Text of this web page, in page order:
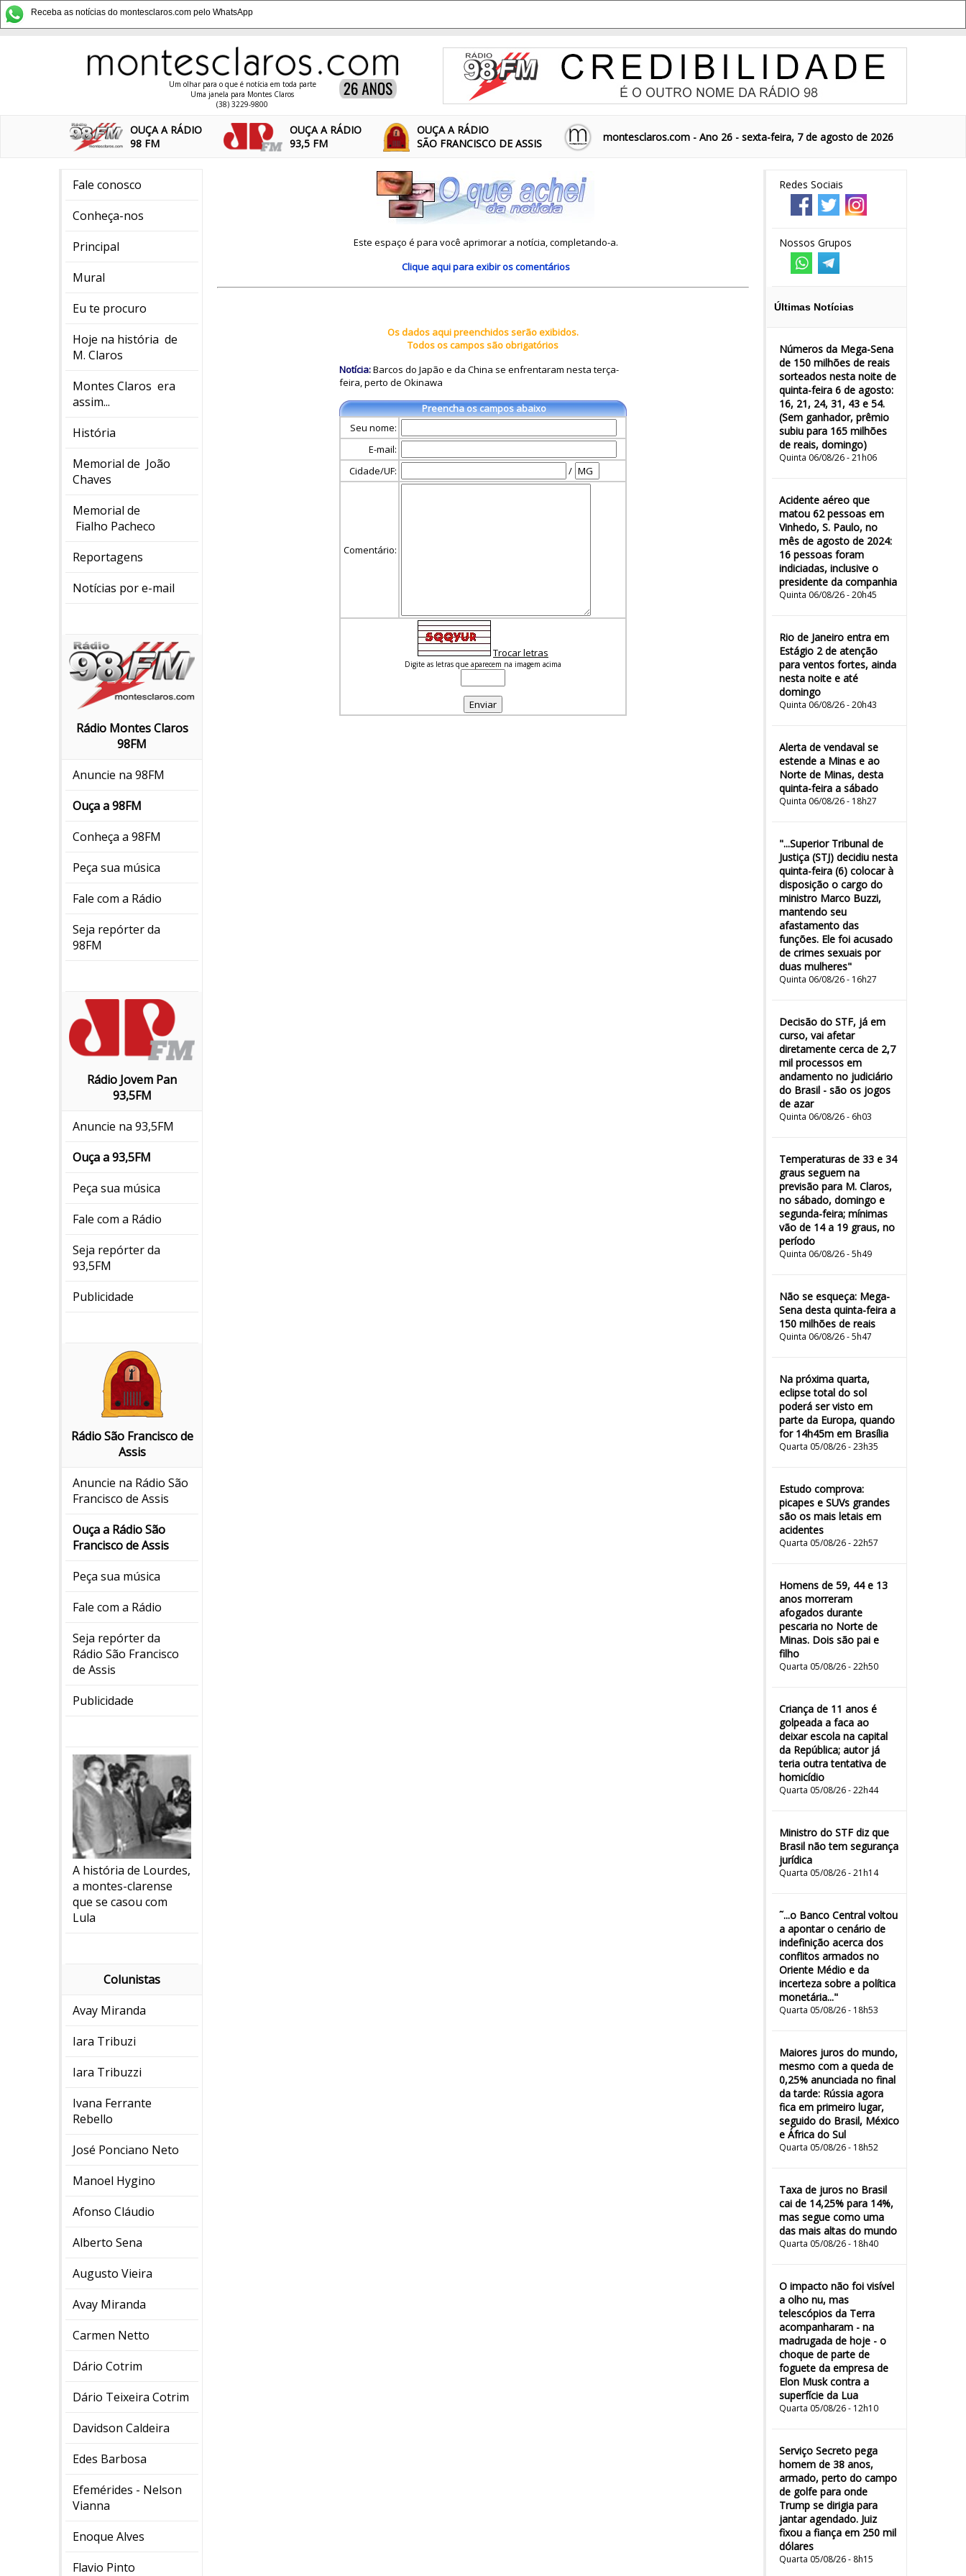
Receba as notícias do montesclaros.com pelo WhatsApp
Um olhar para o que é notícia em toda parte
Uma janela para Montes Claros
(38) 3229-9800
OUÇA A RÁDIO
98 FM
OUÇA A RÁDIO
93,5 FM
OUÇA A RÁDIO
SÃO FRANCISCO DE ASSIS
montesclaros.com - Ano 26 - sexta-feira, 7 de agosto de 2026
Fale conosco
Conheça-nos
Principal
Mural
Eu te procuro
Hoje na história de
M. Claros
Montes Claros era
assim...
História
Memorial de João
Chaves
Memorial de
Fialho Pacheco
Reportagens
Notícias por e-mail
Rádio Montes Claros
98FM
Anuncie na 98FM
Ouça a 98FM
Conheça a 98FM
Peça sua música
Fale com a Rádio
Seja repórter da
98FM
Rádio Jovem Pan
93,5FM
Anuncie na 93,5FM
Ouça a 93,5FM
Peça sua música
Fale com a Rádio
Seja repórter da
93,5FM
Publicidade
Rádio São Francisco de
Assis
Anuncie na Rádio São
Francisco de Assis
Ouça a Rádio São
Francisco de Assis
Peça sua música
Fale com a Rádio
Seja repórter da
Rádio São Francisco
de Assis
Publicidade
A história de Lourdes,
a montes-clarense
que se casou com
Lula
Colunistas
Avay Miranda
Iara Tribuzi
Iara Tribuzzi
Ivana Ferrante
Rebello
José Ponciano Neto
Manoel Hygino
Afonso Cláudio
Alberto Sena
Augusto Vieira
Avay Miranda
Carmen Netto
Dário Cotrim
Dário Teixeira Cotrim
Davidson Caldeira
Edes Barbosa
Efemérides - Nelson
Vianna
Enoque Alves
Flavio Pinto
Redes Sociais
Nossos Grupos
Últimas Notícias
Números da Mega-Sena
de 150 milhões de reais
sorteados nesta noite de
quinta-feira 6 de agosto:
16, 21, 24, 31, 43 e 54.
(Sem ganhador, prêmio
subiu para 165 milhões
de reais, domingo)
Quinta 06/08/26 - 21h06
Acidente aéreo que
matou 62 pessoas em
Vinhedo, S. Paulo, no
mês de agosto de 2024:
16 pessoas foram
indiciadas, inclusive o
presidente da companhia
Quinta 06/08/26 - 20h45
Rio de Janeiro entra em
Estágio 2 de atenção
para ventos fortes, ainda
nesta noite e até
domingo
Quinta 06/08/26 - 20h43
Alerta de vendaval se
estende a Minas e ao
Norte de Minas, desta
quinta-feira a sábado
Quinta 06/08/26 - 18h27
"...Superior Tribunal de
Justiça (STJ) decidiu nesta
quinta-feira (6) colocar à
disposição o cargo do
ministro Marco Buzzi,
mantendo seu
afastamento das
funções. Ele foi acusado
de crimes sexuais por
duas mulheres"
Quinta 06/08/26 - 16h27
Decisão do STF, já em
curso, vai afetar
diretamente cerca de 2,7
mil processos em
andamento no judiciário
do Brasil - são os jogos
de azar
Quinta 06/08/26 - 6h03
Temperaturas de 33 e 34
graus seguem na
previsão para M. Claros,
no sábado, domingo e
segunda-feira; mínimas
vão de 14 a 19 graus, no
período
Quinta 06/08/26 - 5h49
Não se esqueça: Mega-
Sena desta quinta-feira a
150 milhões de reais
Quinta 06/08/26 - 5h47
Na próxima quarta,
eclipse total do sol
poderá ser visto em
parte da Europa, quando
for 14h45m em Brasília
Quarta 05/08/26 - 23h35
Estudo comprova:
picapes e SUVs grandes
são os mais letais em
acidentes
Quarta 05/08/26 - 22h57
Homens de 59, 44 e 13
anos morreram
afogados durante
pescaria no Norte de
Minas. Dois são pai e
filho
Quarta 05/08/26 - 22h50
Criança de 11 anos é
golpeada a faca ao
deixar escola na capital
da República; autor já
teria outra tentativa de
homicídio
Quarta 05/08/26 - 22h44
Ministro do STF diz que
Brasil não tem segurança
jurídica
Quarta 05/08/26 - 21h14
˜...o Banco Central voltou
a apontar o cenário de
indefinição acerca dos
conflitos armados no
Oriente Médio e da
incerteza sobre a política
monetária..."
Quarta 05/08/26 - 18h53
Maiores juros do mundo,
mesmo com a queda de
0,25% anunciada no final
da tarde: Rússia agora
fica em primeiro lugar,
seguido do Brasil, México
e África do Sul
Quarta 05/08/26 - 18h52
Taxa de juros no Brasil
cai de 14,25% para 14%,
mas segue como uma
das mais altas do mundo
Quarta 05/08/26 - 18h40
O impacto não foi visível
a olho nu, mas
telescópios da Terra
acompanharam - na
madrugada de hoje - o
choque de parte de
foguete da empresa de
Elon Musk contra a
superfície da Lua
Quarta 05/08/26 - 12h10
Serviço Secreto pega
homem de 38 anos,
armado, perto do campo
de golfe para onde
Trump se dirigia para
jantar agendado. Juiz
fixou a fiança em 250 mil
dólares
Quarta 05/08/26 - 8h15
Este espaço é para você aprimorar a notícia, completando-a.
Clique aquipara exibir os comentários
Os dados aqui preenchidos serão exibidos.
Todos os campos são obrigatórios
Notícia:Barcos do Japão e da China se enfrentaram nesta terça-
feira, perto de Okinawa
Preencha os campos abaixo
Seu nome:
E-mail:
Cidade/UF:
/
Comentário:
Trocar letras
Digite as letras que aparecem na imagem acima